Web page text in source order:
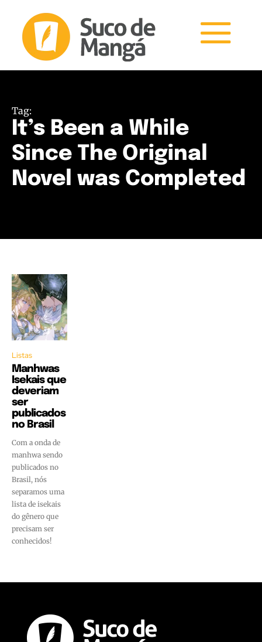
Tag:
It’s Been a While
Since The Original
Novel was Completed
Listas
Manhwas
Isekais que
deveriam
ser
publicados
no Brasil
Com a onda de
manhwa sendo
publicados no
Brasil, nós
separamos uma
lista de isekais
do gênero que
precisam ser
conhecidos!